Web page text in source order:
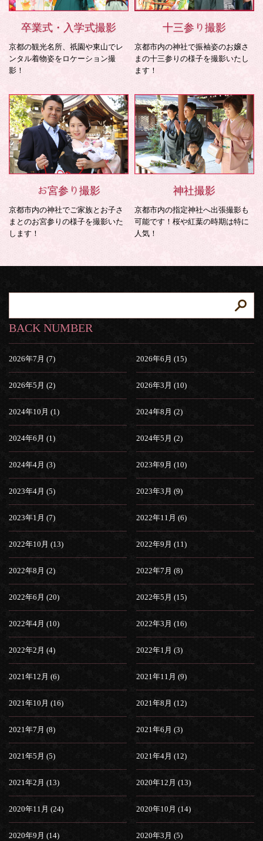
卒業式・入学式撮影
京都の観光名所、祇園や東山でレ
ンタル着物姿をロケーション撮
影！
十三参り撮影
京都市内の神社で振袖姿のお嬢さ
まの十三参りの様子を撮影いたし
ます！
お宮参り撮影
京都市内の神社でご家族とお子さ
まとのお宮参りの様子を撮影いた
します！
神社撮影
京都市内の指定神社へ出張撮影も
可能です！桜や紅葉の時期は特に
人気！
BACK NUMBER
2026年7月 (7) 2026年6月 (15)
2026年5月 (2) 2026年3月 (10)
2024年10月 (1) 2024年8月 (2)
2024年6月 (1) 2024年5月 (2)
2024年4月 (3) 2023年9月 (10)
2023年4月 (5) 2023年3月 (9)
2023年1月 (7) 2022年11月 (6)
2022年10月 (13) 2022年9月 (11)
2022年8月 (2) 2022年7月 (8)
2022年6月 (20) 2022年5月 (15)
2022年4月 (10) 2022年3月 (16)
2022年2月 (4) 2022年1月 (3)
2021年12月 (6) 2021年11月 (9)
2021年10月 (16) 2021年8月 (12)
2021年7月 (8) 2021年6月 (3)
2021年5月 (5) 2021年4月 (12)
2021年2月 (13) 2020年12月 (13)
2020年11月 (24) 2020年10月 (14)
2020年9月 (14) 2020年3月 (5)